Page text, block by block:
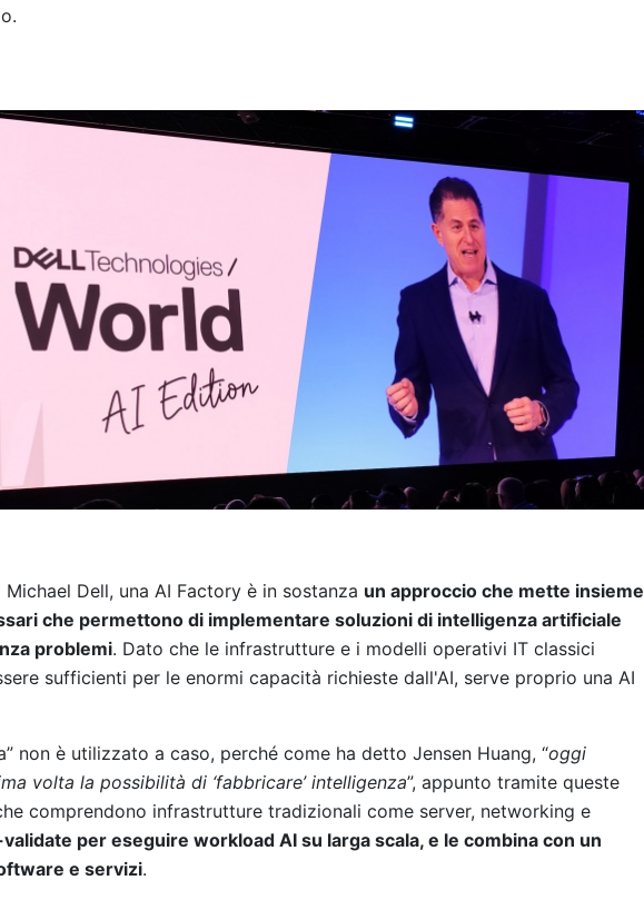
Dell, una AI Factory è in sostanza un approccio che mette insieme
che permettono di implementare soluzioni di intelligenza artificiale
problemi. Dato che le infrastrutture e i modelli operativi IT classici
sufficienti per le enormi capacità richieste dall'AI, serve proprio una AI
non è utilizzato a caso, perché come ha detto Jensen Huang, “oggi
volta la possibilità di ‘fabbricare’ intelligenza”, appunto tramite queste
comprendono infrastrutture tradizionali come server, networking e
per eseguire workload AI su larga scala, e le combina con un
e servizi.